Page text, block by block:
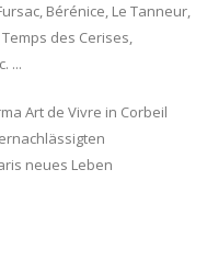
Bérénice, Le Tanneur,
des Cerises,
...
Art de Vivre in Corbeil
neues Leben